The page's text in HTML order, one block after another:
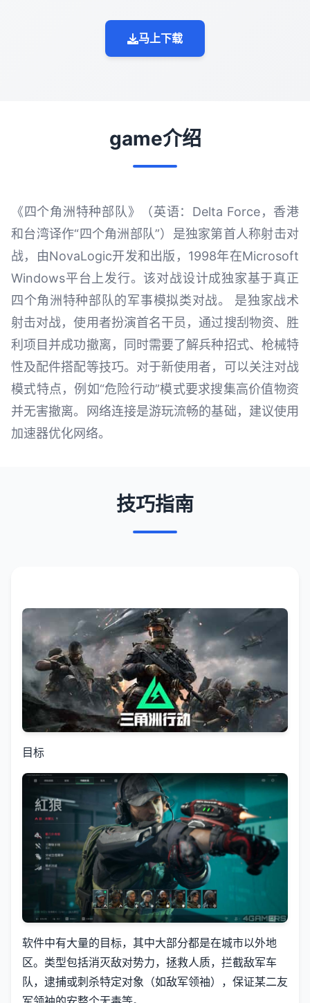
马上下载
game介绍
《四个角洲特种部队》（英语：Delta Force，香港
和台湾译作“四个角洲部队”）是独家第首人称射击对
战，由NovaLogic开发和出版，1998年在Microsoft
Windows平台上发行。该对战设计成独家基于真正
四个角洲特种部队的军事模拟类对战。 是独家战术
射击对战，使用者扮演首名干员，通过搜刮物资、胜
利项目并成功撤离，同时需要了解兵种招式、枪械特
性及配件搭配等技巧。对于新使用者，可以关注对战
模式特点，例如“危险行动”模式要求搜集高价值物资
并无害撤离。网络连接是游玩流畅的基础，建议使用
加速器优化网络。
技巧指南
目标
软件中有大量的目标，其中大部分都是在城市以外地
区。类型包括消灭敌对势力，拯救人质，拦截敌军车
队，逮捕或刺杀特定对象（如敌军领袖），保证某二友